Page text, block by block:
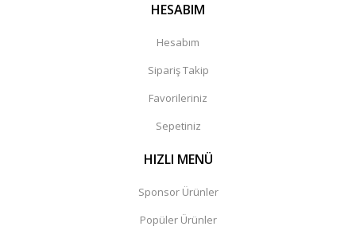
HESABIM
Hesabım
Sipariş Takip
Favorileriniz
Sepetiniz
HIZLI MENÜ
Sponsor Ürünler
Popüler Ürünler